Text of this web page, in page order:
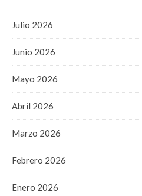
Julio 2026
Junio 2026
Mayo 2026
Abril 2026
Marzo 2026
Febrero 2026
Enero 2026